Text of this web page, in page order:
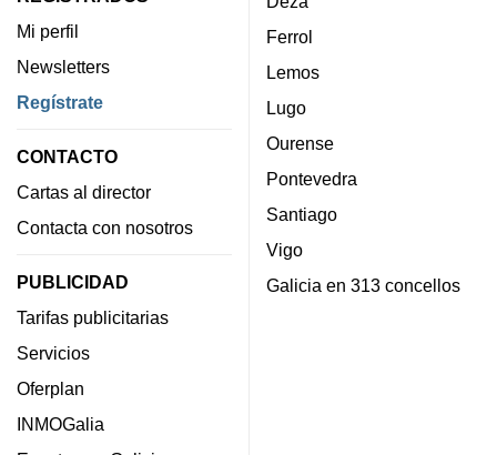
Mi perfil
Newsletters
Regístrate
CONTACTO
Cartas al director
Contacta con nosotros
PUBLICIDAD
Tarifas publicitarias
Servicios
Oferplan
INMOGalia
Ferrol
Lemos
Lugo
Ourense
Pontevedra
Santiago
Vigo
Galicia en 313 concellos